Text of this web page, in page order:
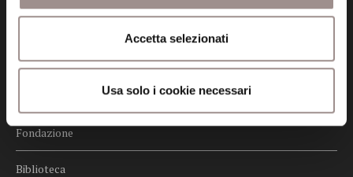
Accetta selezionati
Usa solo i cookie necessari
Whistleblowing
Menu
Fondazione
Biblioteca